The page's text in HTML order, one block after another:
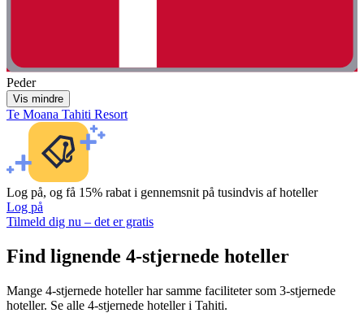
Peder
Vis mindre
Te Moana Tahiti Resort
Log på, og få 15% rabat i gennemsnit på tusindvis af hoteller
Log på
Tilmeld dig nu – det er gratis
Find lignende 4-stjernede hoteller
Mange 4-stjernede hoteller har samme faciliteter som 3-stjernede
hoteller. Se alle 4-stjernede hoteller i Tahiti.